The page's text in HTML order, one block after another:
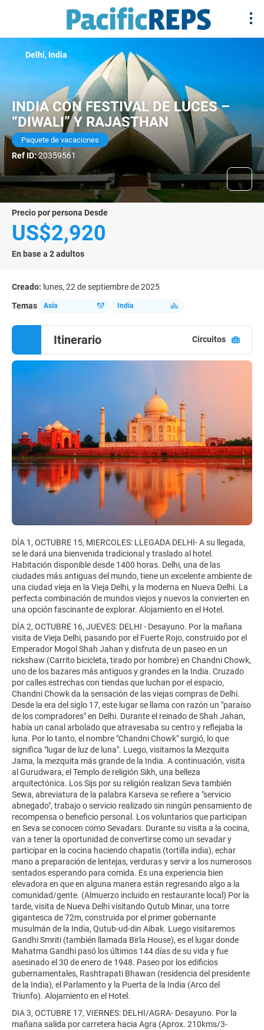
INDIA CON FESTIVAL DE LUCES –
“DIWALI” Y RAJASTHAN
Paquete de vacaciones
Ref ID:20359561
Delhi, India
precio por persona Desde
US$2,920
En base a 2 adultos
Creado: lunes, 22 de septiembre de 2025
Temas
Asia India
Itinerario Circuitos
DÍA 1, OCTUBRE 15, MIERCOLES: LLEGADA DELHI- A su llegada,
se le dará una bienvenida tradicional y traslado al hotel.
Habitación disponible desde 1400 horas. Delhi, una de las
ciudades más antiguas del mundo, tiene un excelente ambiente de
una ciudad vieja en la Vieja Delhi, y la moderna en Nueva Delhi. La
perfecta combinación de mundos viejos y nuevos la convierten en
una opción fascinante de explorar. Alojamiento en el Hotel.
DÍA 2, OCTUBRE 16, JUEVES: DELHI - Desayuno. Por la mañana
visita de Vieja Delhi, pasando por el Fuerte Rojo, construido por el
Emperador Mogol Shah Jahan y disfruta de un paseo en un
rickshaw (Carrito bicicleta, tirado por hombre) en Chandni Chowk,
uno de los bazares más antiguos y grandes en la India. Cruzado
por calles estrechas con tiendas que luchan por el espacio,
Chandni Chowk da la sensación de las viejas compras de Delhi.
Desde la era del siglo 17, este lugar se llama con razón un "paraíso
de los compradores" en Delhi. Durante el reinado de Shah Jahan,
había un canal arbolado que atravesaba su centro y reflejaba la
luna. Por lo tanto, el nombre "Chandni Chowk" surgió, lo que
significa "lugar de luz de luna". Luego, visitamos la Mezquita
Jama, la mezquita más grande de la India. A continuación, visita
al Gurudwara, el Templo de religión Sikh, una belleza
arquitectónica. Los Sijs por su religión realizan Seva también
Sewa, abreviatura de la palabra Karseva se refiere a "servicio
abnegado", trabajo o servicio realizado sin ningún pensamiento de
recompensa o beneficio personal. Los voluntarios que participan
en Seva se conocen como Sevadars. Durante su visita a la cocina,
van a tener la oportunidad de convertirse como un sevadar y
participar en la cocina haciendo chapatis (tortilla india), echar
mano a preparación de lentejas, verduras y servir a los numerosos
sentados esperando para comida. Es una experiencia bien
elevadora en que en alguna manera están regresando algo a la
comunidad/gente. (Almuerzo incluido en restaurante local) Por la
tarde, visita de Nueva Delhi visitando Qutub Minar, una torre
gigantesca de 72m, construida por el primer gobernante
musulmán de la India, Qutub-ud-din Aibak. Luego visitaremos
Gandhi Smriti (también llamada Birla House), es el lugar donde
Mahatma Gandhi pasó los últimos 144 días de su vida y fue
asesinado el 30 de enero de 1948. Paseo por los edificios
gubernamentales, Rashtrapati Bhawan (residencia del presidente
de la India), el Parlamento y la Puerta de la India (Arco del
Triunfo). Alojamiento en el Hotel.
DIA 3, OCTUBRE 17, VIERNES: DELHI/AGRA- Desayuno. Por la
mañana salida por carretera hacia Agra (Aprox. 210kms/3-